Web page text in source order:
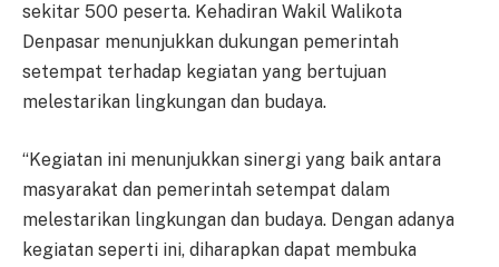
sekitar 500 peserta. Kehadiran Wakil Walikota
Denpasar menunjukkan dukungan pemerintah
setempat terhadap kegiatan yang bertujuan
melestarikan lingkungan dan budaya.
“Kegiatan ini menunjukkan sinergi yang baik antara
masyarakat dan pemerintah setempat dalam
melestarikan lingkungan dan budaya. Dengan adanya
kegiatan seperti ini, diharapkan dapat membuka